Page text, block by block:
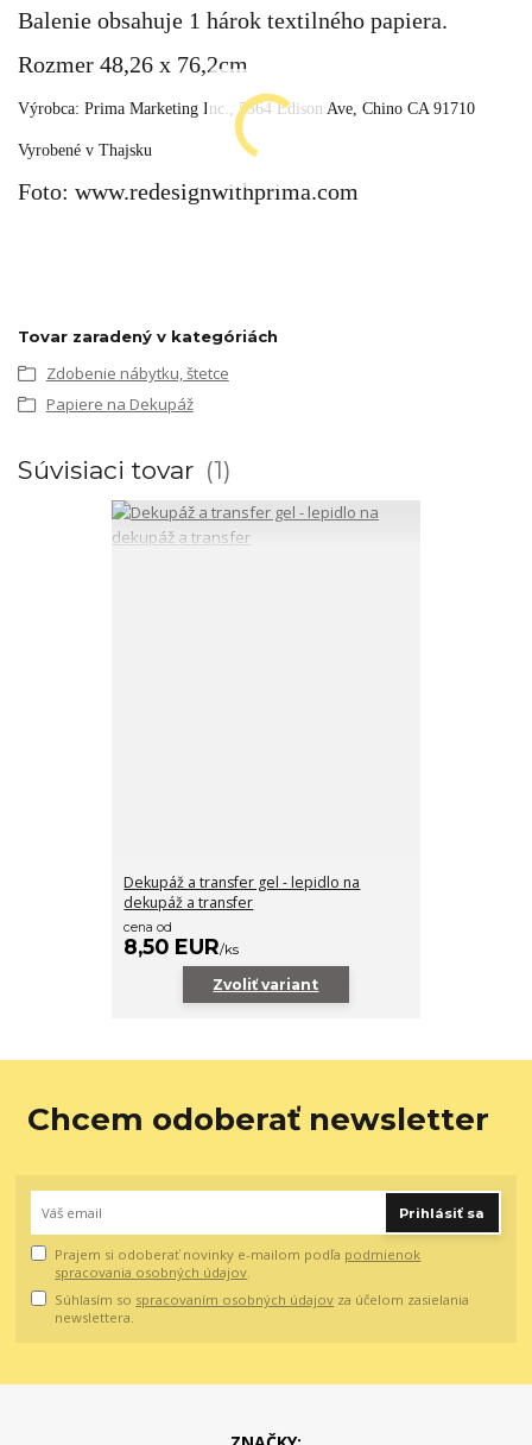
Balenie obsahuje 1 hárok textilného papiera.
Rozmer 48,26 x 76,2cm
Výrobca: Prima Marketing Inc.,5564 Edison Ave, Chino CA 91710
Vyrobené v Thajsku
Foto: www.redesignwithprima.com
Tovar zaradený v kategóriách
Zdobenie nábytku, štetce
Papiere na Dekupáž
Súvisiaci tovar 1
Dekupáž a transfer gel - lepidlo na
dekupáž a transfer
cena od
8,50 EUR/ks
Zvoliť variant
Chcem odoberať newsletter
Prihlásiť sa
Prajem si odoberať novinky e-mailom podľa podmienok
spracovania osobných údajov
Súhlasím so spracovaním osobných údajov za účelom zasielania
newslettera.